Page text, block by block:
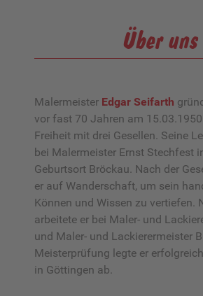
Über uns
Malermeister Edgar Seifarth
vor fast 70 Jahren am
Freiheit mit drei Gesellen. Seine
bei Malermeister Ernst Stechfest
Geburtsort Bröckau. Nach der
er auf Wanderschaft, um sein
Können und Wissen zu vertiefen.
arbeitete er bei Maler- und
und Maler- und Lackierermeister
Meisterprüfung legte er
in Göttingen ab.